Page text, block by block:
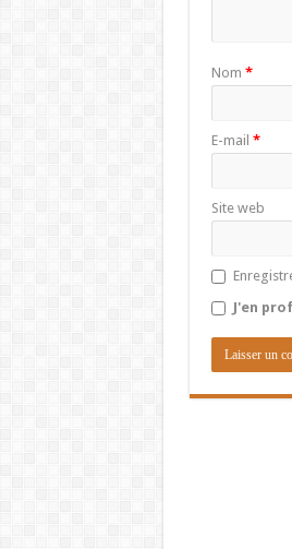
Nom *
E-mail *
Site web
J'en